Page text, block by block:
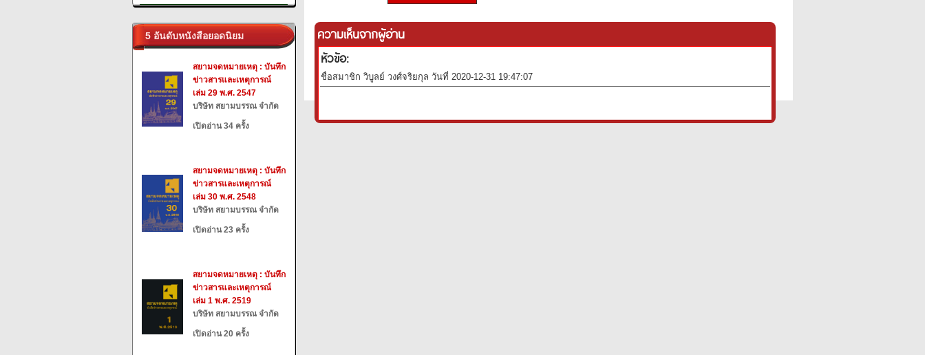
5 อันดับหนังสือยอดนิยม
สยามจดหมายเหตุ : บันทึก
ข่าวสารและเหตุการณ์
เล่ม 29 พ.ศ. 2547
บริษัท สยามบรรณ จำกัด
เปิดอ่าน 34 ครั้ง
สยามจดหมายเหตุ : บันทึก
ข่าวสารและเหตุการณ์
เล่ม 30 พ.ศ. 2548
บริษัท สยามบรรณ จำกัด
เปิดอ่าน 23 ครั้ง
สยามจดหมายเหตุ : บันทึก
ข่าวสารและเหตุการณ์
เล่ม 1 พ.ศ. 2519
บริษัท สยามบรรณ จำกัด
เปิดอ่าน 20 ครั้ง
ความเห็นจากผู้อ่าน
หัวข้อ:
ชื่อสมาชิก วิบูลย์ วงศ์จริยกุล วันที่ 2020-12-31 19:47:07